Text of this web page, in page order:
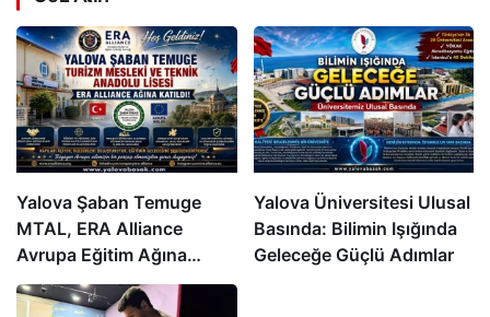
Yalova Şaban Temuge
MTAL, ERA Alliance
Avrupa Eğitim Ağına
Katıldı
Yalova Üniversitesi Ulusal
Basında: Bilimin Işığında
Geleceğe Güçlü Adımlar